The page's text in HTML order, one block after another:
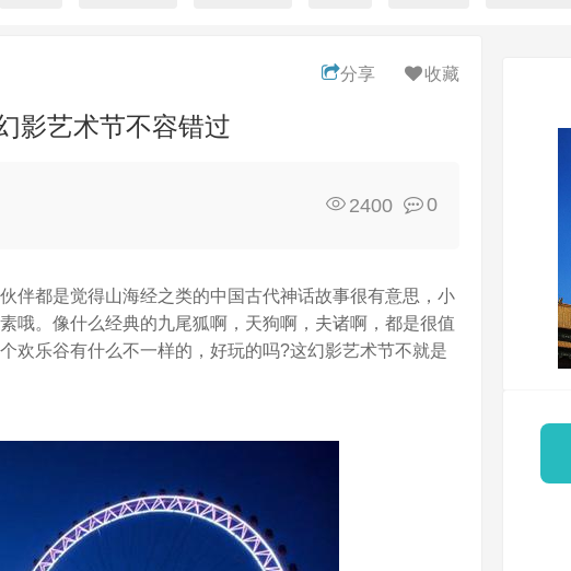
分享 收藏
影艺术节不容错过
2400 0
伴都是觉得山海经之类的中国古代神话故事很有意思，小
哦。像什么经典的九尾狐啊，天狗啊，夫诸啊，都是很值
欢乐谷有什么不一样的，好玩的吗?这幻影艺术节不就是